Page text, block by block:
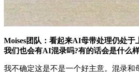
Moises团队：看起来AI母带处理仍处于
我们也会有AI混录吗?有的话会是什么
我不确定这是不是一个好主意。混录和